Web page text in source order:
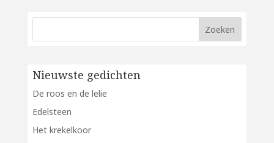
Nieuwste gedichten
De roos en de lelie
Edelsteen
Het krekelkoor